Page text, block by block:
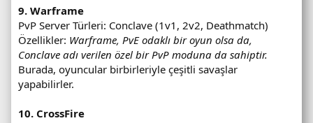
9. Warframe
PvP Server Türleri: Conclave (1v1, 2v2, Deathmatch)
Özellikler: Warframe, PvE odaklı bir oyun olsa da,
Conclave adı verilen özel bir PvP moduna da sahiptir.
Burada, oyuncular birbirleriyle çeşitli savaşlar
yapabilirler.
10. CrossFire